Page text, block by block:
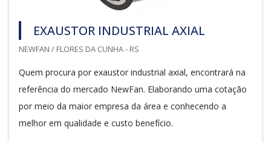
EXAUSTOR INDUSTRIAL AXIAL
NEWFAN / FLORES DA CUNHA - RS
Quem procura por exaustor industrial axial, encontrará na
referência do mercado NewFan. Elaborando uma cotação
por meio da maior empresa da área e conhecendo a
melhor em qualidade e custo benefício.